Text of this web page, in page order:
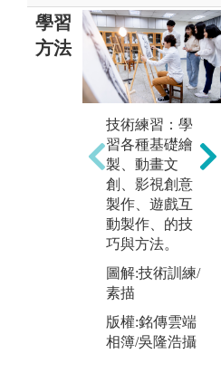
學習
方法
技術練習：學
習各種基礎繪
製、動畫文
創、影視創意
製作、遊戲互
動製作、的技
巧與方法。
圖解:技術訓練/
素描
版權:銘傳雲端
相簿/吳隆浩攝